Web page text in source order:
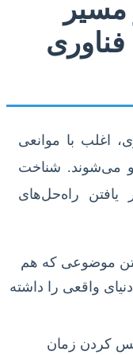
اغلب با موانعی
می‌شوند. شناخت
یافتن راه‌حل‌های
موضوعی که هم
واقعی را داشته
کردن زمان